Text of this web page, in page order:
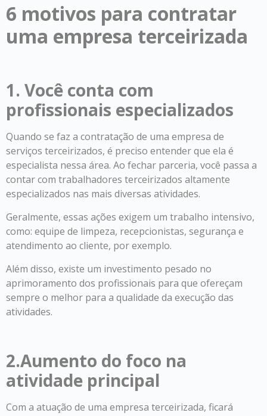
6 motivos para contratar
uma empresa terceirizada
1. Você conta com
profissionais especializados
Quando se faz a contratação de uma empresa de
serviços terceirizados, é preciso entender que ela é
especialista nessa área. Ao fechar parceria, você passa a
contar com trabalhadores terceirizados altamente
especializados nas mais diversas atividades.
Geralmente, essas ações exigem um trabalho intensivo,
como: equipe de limpeza, recepcionistas, segurança e
atendimento ao cliente, por exemplo.
Além disso, existe um investimento pesado no
aprimoramento dos profissionais para que ofereçam
sempre o melhor para a qualidade da execução das
atividades.
2.Aumento do foco na
atividade principal
Com a atuação de uma empresa terceirizada, ficará